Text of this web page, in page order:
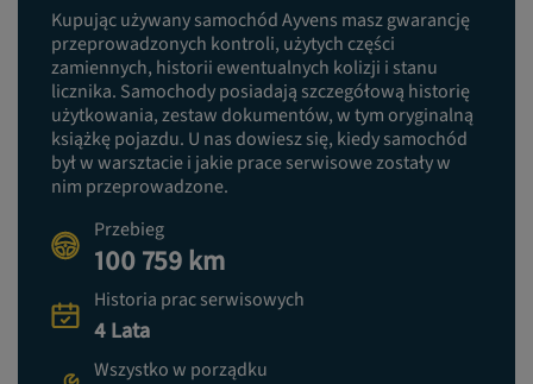
Kupując używany samochód Ayvens masz gwarancję
przeprowadzonych kontroli, użytych części
zamiennych, historii ewentualnych kolizji i stanu
licznika. Samochody posiadają szczegółową historię
użytkowania, zestaw dokumentów, w tym oryginalną
książkę pojazdu. U nas dowiesz się, kiedy samochód
był w warsztacie i jakie prace serwisowe zostały w
nim przeprowadzone.
Przebieg
100 759 km
Historia prac serwisowych
4 Lata
Wszystko w porządku